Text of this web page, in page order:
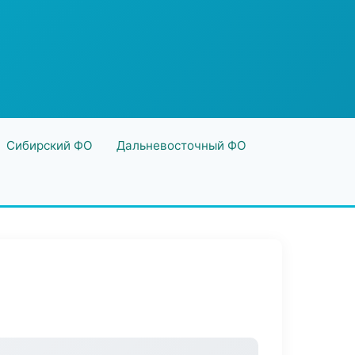
Сибирский ФО Дальневосточный ФО